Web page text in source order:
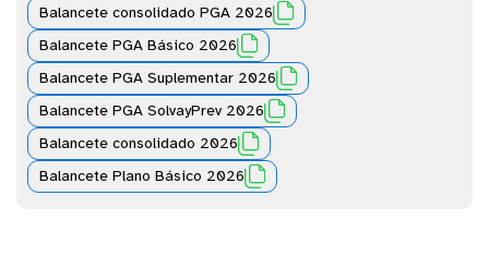
Balancete consolidado PGA 2026
Balancete PGA Básico 2026
Balancete PGA Suplementar 2026
Balancete PGA SolvayPrev 2026
Balancete consolidado 2026
Balancete Plano Básico 2026